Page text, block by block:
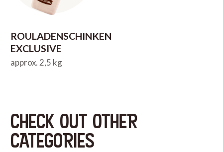
ROULADENSCHINKEN
EXCLUSIVE
approx. 2,5 kg
CHECK OUT OTHER
CATEGORIES